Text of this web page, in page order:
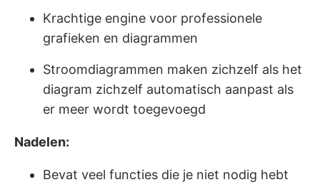
Krachtige engine voor professionele
grafieken en diagrammen
Stroomdiagrammen maken zichzelf als het
diagram zichzelf automatisch aanpast als
er meer wordt toegevoegd
Nadelen:
Bevat veel functies die je niet nodig hebt